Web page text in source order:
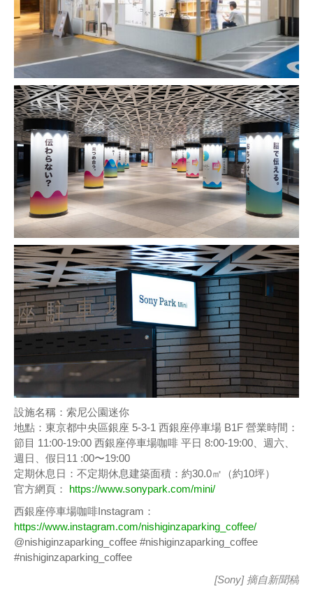
設施名稱：索尼公園迷你
地點：東京都中央區銀座 5-3-1 西銀座停車場 B1F 營業時間：
節目 11:00-19:00 西銀座停車場咖啡 平日 8:00-19:00、週六、
週日、假日11 :00〜19:00
定期休息日：不定期休息建築面積：約30.0㎡（約10坪）
官方網頁： https://www.sonypark.com/mini/
西銀座停車場咖啡Instagram：
https://www.instagram.com/nishiginzaparking_coffee/
@nishiginzaparking_coffee #nishiginzaparking_coffee
#nishiginzaparking_coffee
[Sony] 摘自新聞稿